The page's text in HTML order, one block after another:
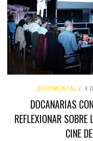
DOCUMENTAL 6
DOCANARIAS
REFLEXIONAR
CINE